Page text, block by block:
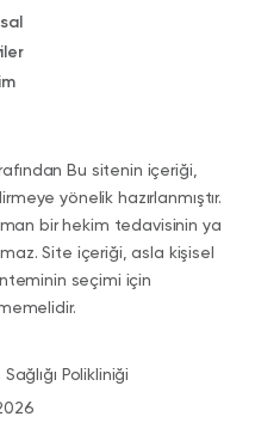
Bu sitenin içeriği,
yönelik hazırlanmıştır.
bir hekim tedavisinin ya
Site içeriği, asla kişisel
seçimi için
Polikliniği